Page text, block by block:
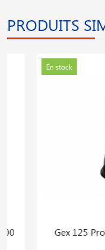
PRODUITS
En stock
Gex 125